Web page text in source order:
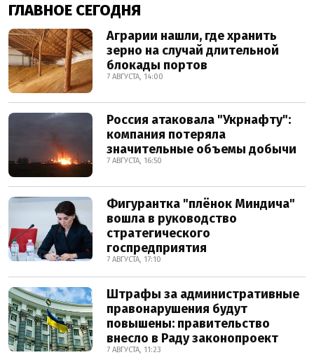
ГЛАВНОЕ СЕГОДНЯ
Аграрии нашли, где хранить
зерно на случай длительной
блокады портов
7 АВГУСТА, 14:00
Россия атаковала "Укрнафту":
компания потеряла
значительные объемы добычи
7 АВГУСТА, 16:50
Фигурантка "плёнок Миндича"
вошла в руководство
стратегического
госпредприятия
7 АВГУСТА, 17:10
Штрафы за административные
правонарушения будут
повышены: правительство
внесло в Раду законопроект
7 АВГУСТА, 11:23